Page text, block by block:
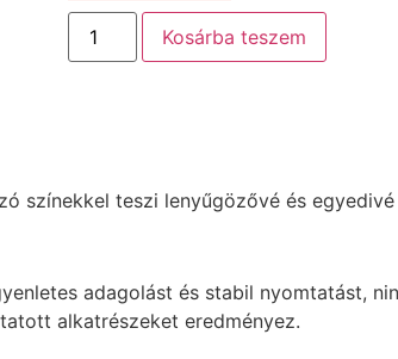
Kosárba teszem
színekkel teszi lenyűgözővé és
adagolást és stabil nyomtatást,
alkatrészeket eredményez.